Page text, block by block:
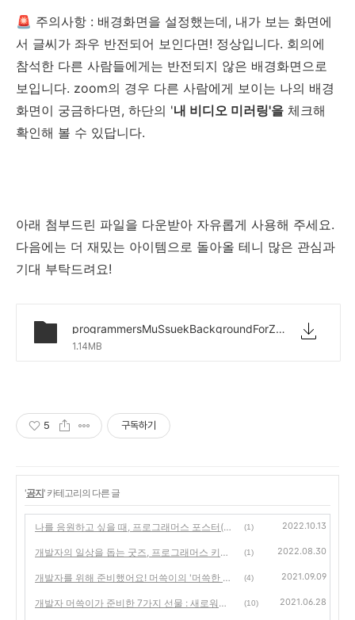
🚨 주의사항 : 배경화면을 설정했는데, 내가 보는 화면에
서 글씨가 좌우 반전되어 보인다면! 정상입니다. 회의에
참석한 다른 사람들에게는 반전되지 않은 배경화면으로
보입니다. zoom의 경우 다른 사람에게 보이는 나의 배경
화면이 궁금하다면, 하단의 '내 비디오 미러링'을 체크해
확인해 볼 수 있답니다.
아래 첨부드린 파일을 다운받아 자유롭게 사용해 주세요.
다음에는 더 재밌는 아이템으로 돌아올 테니 많은 관심과
기대 부탁드려요!
programmersMuSsuekBackgroundForZoom2.zip
1.14MB
5 구독하기
'공지' 카테고리의 다른 글
나를 응원하고 싶을 때, 프로그래머스 포스터(Programmers Poster) (1) 2022.10.13
개발자의 일상을 돕는 굿즈, 프로그래머스 키트 3.0 Release Note (1) 2022.08.30
개발자를 위해 준비했어요! 머쓱이의 '머쓱한 ZOOM 배경화면' (4) 2021.09.09
개발자 머쓱이가 준비한 7가지 선물 : 새로워진 프로그래머스 브랜드키트를 소개합니다. (10) 2021.06.28